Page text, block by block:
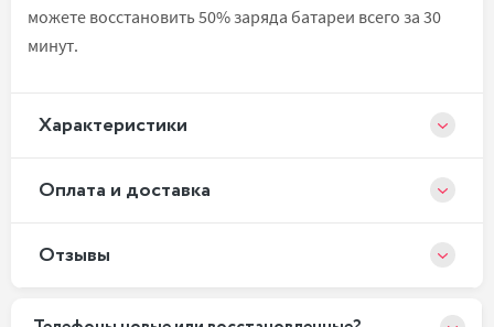
можете восстановить 50% заряда батареи всего за 30
минут.
Xарактеристики
Оплата и доставка
Отзывы